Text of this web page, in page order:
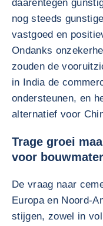
daarentegen
nog steeds
vastgoed en
Ondanks
zouden de
in India de
ondersteunen, en
alternatief voor
Trage groei
voor
De vraag naar
Europa en Noord-
stijgen, zowel in